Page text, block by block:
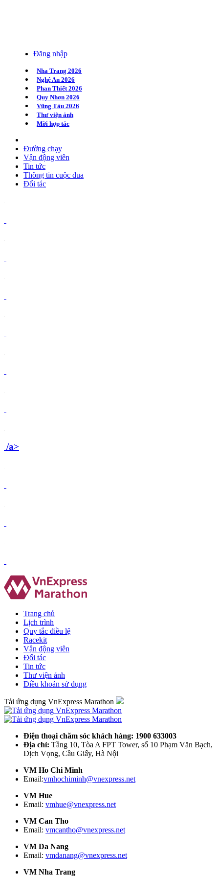
Đăng nhập
Nha Trang 2026
Nghệ An 2026
Phan Thiết 2026
Quy Nhơn 2026
Vũng Tàu 2026
Thư viện ảnh
Mời hợp tác
Đường chạy
Vận động viên
Tin tức
Thông tin cuộc đua
Đối tác
/a>
Trang chủ
Lịch trình
Quy tắc điều lệ
Racekit
Vận động viên
Đối tác
Tin tức
Thư viện ảnh
Điều khoản sử dụng
Tải ứng dụng VnExpress Marathon
Điện thoại chăm sóc khách hàng: 1900 633003
Địa chỉ: Tầng 10, Tòa A FPT Tower, số 10 Phạm Văn Bạch,
Dịch Vọng, Cầu Giấy, Hà Nội
VM Ho Chi Minh
Email:vmhochiminh@vnexpress.net
VM Hue
Email: vmhue@vnexpress.net
VM Can Tho
Email: vmcantho@vnexpress.net
VM Da Nang
Email: vmdanang@vnexpress.net
VM Nha Trang